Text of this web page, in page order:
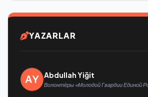
YAZARLAR
Abdullah Yiğit
Волонтёры «Молодой Гвардии Единой